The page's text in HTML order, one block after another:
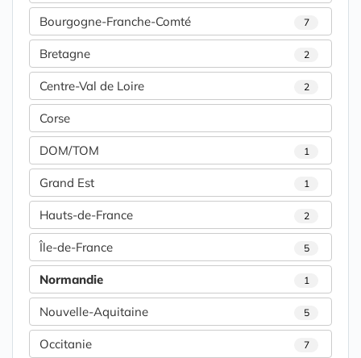
Bourgogne-Franche-Comté 7
Bretagne 2
Centre-Val de Loire 2
Corse
DOM/TOM 1
Grand Est 1
Hauts-de-France 2
Île-de-France 5
Normandie 1
Nouvelle-Aquitaine 5
Occitanie 7